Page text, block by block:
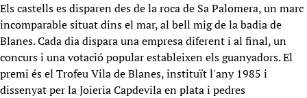
Els castells es disparen des de la roca de Sa Palomera, un marc
incomparable situat dins el mar, al bell mig de la badia de
Blanes. Cada dia dispara una empresa diferent i al final, un
concurs i una votació popular estableixen els guanyadors. El
premi és el Trofeu Vila de Blanes, instituït l'any 1985 i
dissenyat per la Joieria Capdevila en plata i pedres